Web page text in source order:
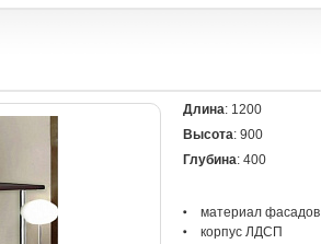
Длина: 1200
Высота: 900
Глубина: 400
материал фасадов
корпус ЛДСП